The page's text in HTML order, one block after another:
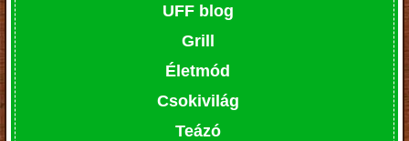
UFF blog
Grill
Életmód
Csokivilág
Teázó